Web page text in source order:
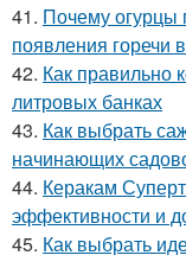
41. Почему огурцы
появления горечи
42. Как правильно
литровых банках
43. Как выбрать
начинающих
44. Керакам
эффективности и
45. Как выбрать